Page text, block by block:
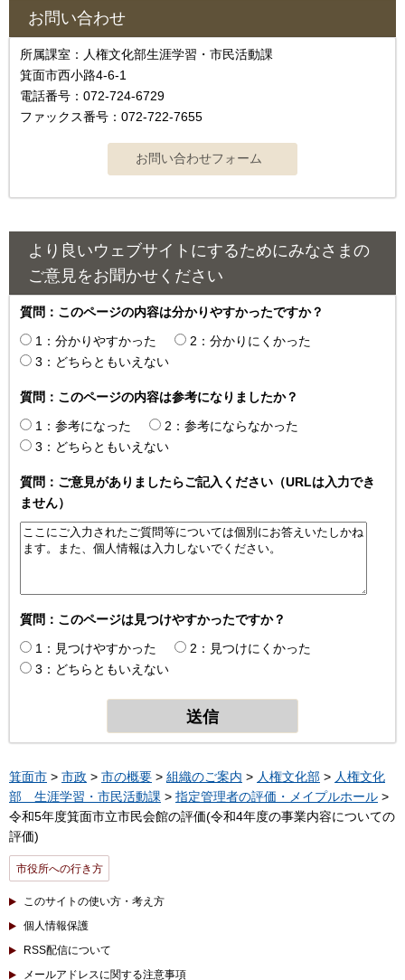
お問い合わせ
所属課室：人権文化部生涯学習・市民活動課
箕面市西小路4‐6‐1
電話番号：072-724-6729
ファックス番号：072-722-7655
より良いウェブサイトにするためにみなさまの
ご意見をお聞かせください
質問：このページの内容は分かりやすかったですか？
1：分かりやすかった
2：分かりにくかった
3：どちらともいえない
質問：このページの内容は参考になりましたか？
1：参考になった
2：参考にならなかった
3：どちらともいえない
質問：ご意見がありましたらご記入ください（URLは入力でき
ません）
質問：このページは見つけやすかったですか？
1：見つけやすかった
2：見つけにくかった
3：どちらともいえない
箕面市 > 市政 > 市の概要 > 組織のご案内 > 人権文化部 > 人権文化
部 生涯学習・市民活動課 > 指定管理者の評価・メイプルホール >
令和5年度箕面市立市民会館の評価(令和4年度の事業内容についての
評価)
市役所への行き方
このサイトの使い方・考え方
個人情報保護
RSS配信について
メールアドレスに関する注意事項